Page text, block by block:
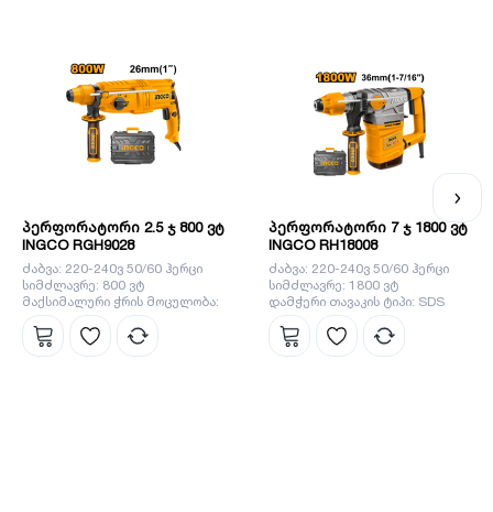
სწორედ ეს დეტალები ეხმარება ბრენდს გახდეს ლიდერი
ბაზარზე.
პერფორატორი 2.5 ჯ 800 ვტ
INGCO RGH9028
ძაბვა: 220-240ვ 50/60 ჰერცი
სიმძლავრე: 800 ვტ
მაქსიმალური ჭრის მოცულობა:
ბეტონი 26 მმ,მეტალი 13 მმ,ხე
30მმ
პერფორატორი 7 ჯ 1800 ვტ
INGCO RH18008
ძაბვა: 220-240ვ 50/60 ჰერცი
სიმძლავრე: 1800 ვტ
დამჭერი თავაკის ტიპი: SDS
MAX სისტემა